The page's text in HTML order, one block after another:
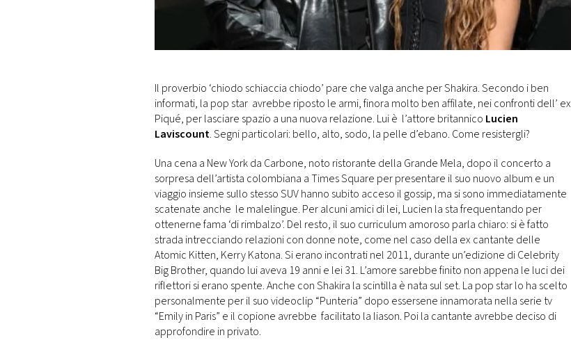
DI
Il proverbio ‘chiodo schiaccia chiodo’ pare che valga anche per Shakira. Secondo i ben
informati, la pop star avrebbe riposto le armi, finora molto ben affilate, nei confronti dell’ ex
Piqué, per lasciare spazio a una nuova relazione. Lui è l’attore britannico Lucien
Laviscount. Segni particolari: bello, alto, sodo, la pelle d’ebano. Come resistergli?
Una cena a New York da Carbone, noto ristorante della Grande Mela, dopo il concerto a
sorpresa dell’artista colombiana a Times Square per presentare il suo nuovo album e un
viaggio insieme sullo stesso SUV hanno subito acceso il gossip, ma si sono immediatamente
scatenate anche le malelingue. Per alcuni amici di lei, Lucien la sta frequentando per
ottenerne fama ‘di rimbalzo’. Del resto, il suo curriculum amoroso parla chiaro: si è fatto
strada intrecciando relazioni con donne note, come nel caso della ex cantante delle
Atomic Kitten, Kerry Katona. Si erano incontrati nel 2011, durante un’edizione di Celebrity
Big Brother, quando lui aveva 19 anni e lei 31. L’amore sarebbe finito non appena le luci dei
riflettori si erano spente. Anche con Shakira la scintilla è nata sul set. La pop star lo ha scelto
personalmente per il suo videoclip “Punteria” dopo essersene innamorata nella serie tv
“Emily in Paris” e il copione avrebbe facilitato la liason. Poi la cantante avrebbe deciso di
approfondire in privato.